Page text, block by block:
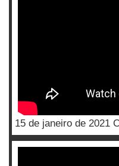
15 de janeiro de 2021